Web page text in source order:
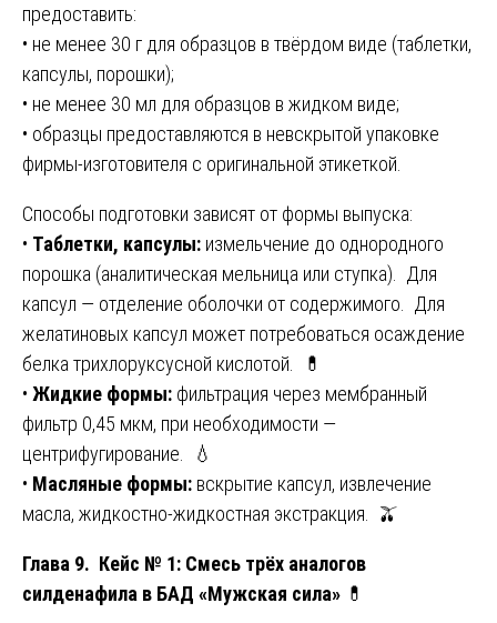
предоставить:
• не менее 30 г для образцов в твёрдом виде (таблетки,
капсулы, порошки);
• не менее 30 мл для образцов в жидком виде;
• образцы предоставляются в невскрытой упаковке
фирмы-изготовителя с оригинальной этикеткой.
Способы подготовки зависят от формы выпуска:
• Таблетки, капсулы: измельчение до однородного
порошка (аналитическая мельница или ступка). Для
капсул — отделение оболочки от содержимого. Для
желатиновых капсул может потребоваться осаждение
белка трихлоруксусной кислотой. 💊
• Жидкие формы: фильтрация через мембранный
фильтр 0,45 мкм, при необходимости —
центрифугирование. 💧
• Масляные формы: вскрытие капсул, извлечение
масла, жидкостно-жидкостная экстракция. 🫒
Глава 9. Кейс № 1: Смесь трёх аналогов
силденафила в БАД «Мужская сила» 💊